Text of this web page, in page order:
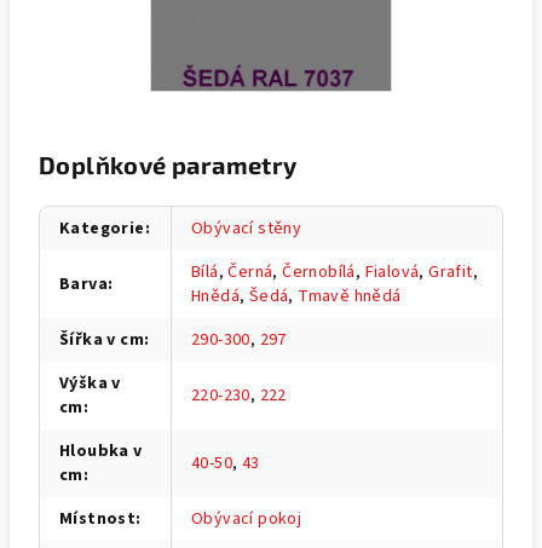
Doplňkové parametry
Kategorie: Obývací stěny
Barva: Bílá,Černá,Černobílá, Fialová,Grafit,
Hnědá, Šedá, Tmavě hnědá
Šířka v cm: 290-300, 297
Výška v
cm: 220-230, 222
Hloubka v
cm: 40-50, 43
Místnost:
Obývací pokoj